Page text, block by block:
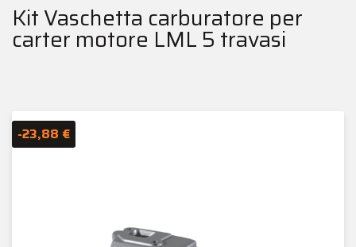
Kit Vaschetta carburatore per
carter motore LML 5 travasi
-23,88 €